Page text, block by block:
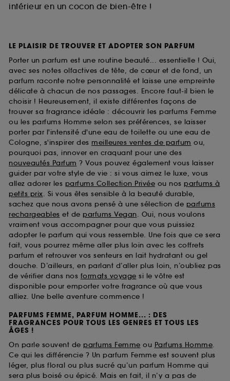
intérieur en un cocon de bien-être !
LE PLAISIR DE TROUVER ET ADOPTER SON PARFUM
Porter un parfum est une routine beauté... essentielle ! Oui,
avec ses notes olfactives de tête, de cœur et de fond, un
parfum raconte notre personnalité et laisse une empreinte
délicate à chacun de nos passages. Encore faut-il bien le
choisir ! Heureusement, il existe différentes façons de
trouver sa fragrance idéale : découvrir les parfums Femme
ou les parfums Homme selon ses préférences, se laisser
porter par l'intensité d'une eau de toilette ou une eau de
Cologne, s'inspirer des meilleures ventes de parfum ou,
pourquoi pas, innover en craquant pour une des
nouveautés Parfum ? Vous pouvez également vous laisser
guider par votre style de vie : si vous aimez le luxe, vous
allez adorer les parfums Collection Privée ou nos parfums à
petits prix. Si vous êtes sensible à la beauté durable,
sachez que nous avons pensé à une sélection de parfums
rechargeables et de parfums Vegan. Oui, nous voulons
vraiment vous accompagner pour que vous puissiez
adopter le parfum qui vous ressemble. Une fois que ce sera
fait, vous pourrez même aller plus loin avec les coffrets
parfum et retrouver vos senteurs en lait hydratant ou gel
douche. D’ailleurs, en parlant d’aller plus loin, n’oubliez pas
de vérifier dans nos formats voyage si le vôtre est
disponible pour emporter votre fragrance où que vous
alliez. Une belle aventure commence !
PARFUMS FEMME, PARFUM HOMME... : DES
FRAGRANCES POUR TOUS LES GENRES ET TOUS LES
ÂGES !
On parle souvent de parfums Femme ou Parfums Homme.
Ce qui les différencie ? Un parfum Femme est souvent plus
léger, plus floral ou plus sucré qu’un parfum Homme qui
sera plus boisé ou épicé. Mais en fait, il n’y a pas de